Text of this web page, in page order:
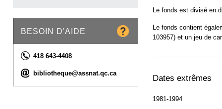
BESOIN D'AIDE
Téléphone :
418 643-4408
Courriel :
bibliotheque@assnat.qc.ca
Le fonds est divisé en
Le fonds contient
103957) et un jeu de
Dates extrêmes
1981-1994